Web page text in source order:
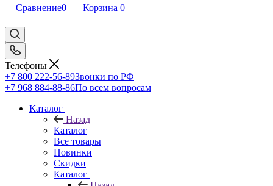
Сравнение0 Корзина 0
Телефоны
+7 800 222-56-89Звонки по РФ
+7 968 884-88-86По всем вопросам
Каталог
Назад
Каталог
Все товары
Новинки
Скидки
Каталог